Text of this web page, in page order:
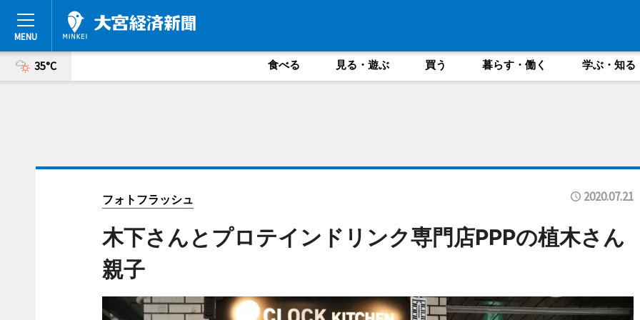
35°C 食べる 見る・遊ぶ 買う 暮らす・働く 学ぶ・知る
フォトフラッシュ 2020.07.21
木下さんとプロテインドリンク専門店PPPの植木さん
親子